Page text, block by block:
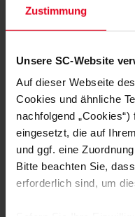
Zustimmung
Unsere SC-Website
Auf dieser Webseite
Cookies und ähnliche
nachfolgend
eingesetzt, die auf
und ggf. eine
Bitte beachten Sie,
erforderlich sind, um